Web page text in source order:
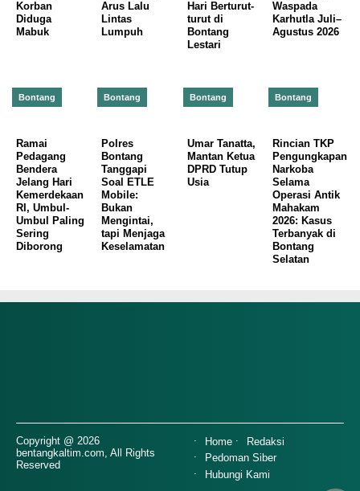
Korban
Diduga
Mabuk
Arus Lalu
Lintas
Lumpuh
Hari Berturut-
turut di
Bontang
Lestari
Waspada
Karhutla Juli–
Agustus 2026
Bontang
Ramai
Pedagang
Bendera
Jelang Hari
Kemerdekaan
RI, Umbul-
Umbul Paling
Sering
Diborong
Bontang
Polres
Bontang
Tanggapi
Soal ETLE
Mobile:
Bukan
Mengintai,
tapi Menjaga
Keselamatan
Bontang
Umar Tanatta,
Mantan Ketua
DPRD Tutup
Usia
Bontang
Rincian TKP
Pengungkapan
Narkoba
Selama
Operasi Antik
Mahakam
2026: Kasus
Terbanyak di
Bontang
Selatan
Copyright @ 2026
bentangkaltim.com, All Rights
Reserved
Home
Redaksi
Pedoman Siber
Hubungi Kami